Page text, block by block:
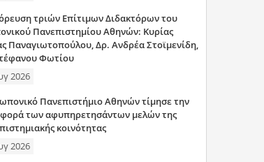
ζ
ή
τ
η
σ
τριών Επίτιμων Διδακτόρων του
Πανεπιστημίου Αθηνών: Κυρίας
Παναγιωτοπούλου, Δρ. Ανδρέα Στοϊμενίδη,
Φωτίου
2026
Πανεπιστήμιο Αθηνών τίμησε την
των αφυπηρετησάντων μελών της
κοινότητας
2026